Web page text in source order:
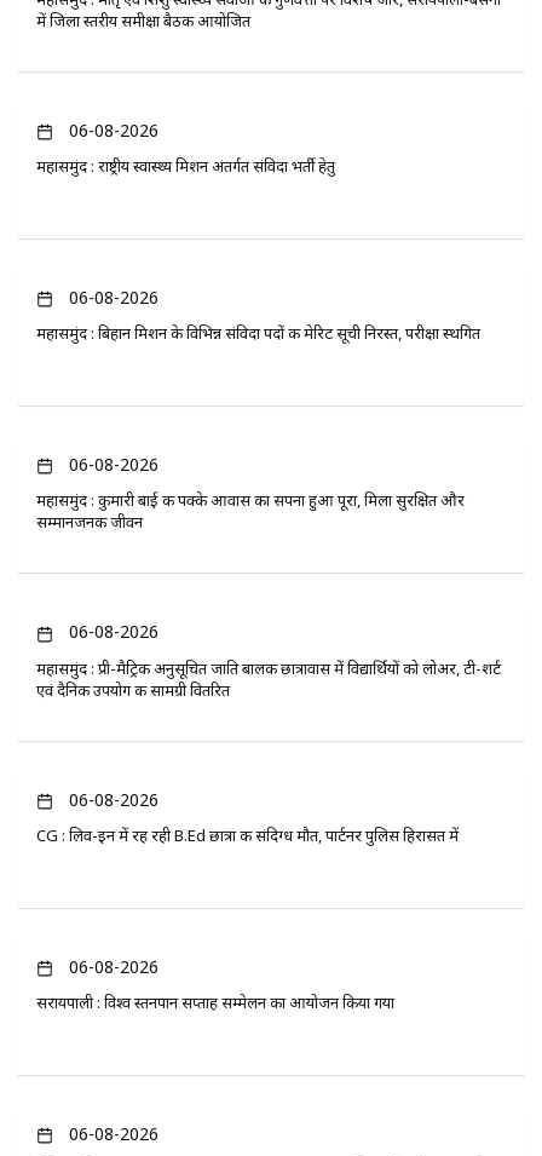
में जिला स्तरीय समीक्षा बैठक आयोजित
06-08-2026
महासमुंद : राष्ट्रीय स्वास्थ्य मिशन अंतर्गत संविदा भर्ती हेतु
06-08-2026
महासमुंद : बिहान मिशन के विभिन्न संविदा पदों की मेरिट सूची निरस्त, परीक्षा स्थगित
06-08-2026
महासमुंद : कुमारी बाई की पक्के आवास का सपना हुआ पूरा, मिला सुरक्षित और
सम्मानजनक जीवन
06-08-2026
महासमुंद : प्री-मैट्रिक अनुसूचित जाति बालक छात्रावास में विद्यार्थियों को लोअर, टी-शर्ट
एवं दैनिक उपयोग की सामग्री वितरित
06-08-2026
CG : लिव-इन में रह रही B.Ed छात्रा की संदिग्ध मौत, पार्टनर पुलिस हिरासत में
06-08-2026
सरायपाली : विश्व स्तनपान सप्ताह सम्मेलन का आयोजन किया गया
06-08-2026